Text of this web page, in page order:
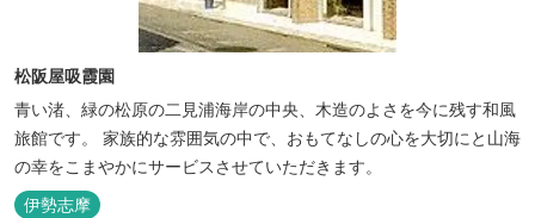
松阪屋吸霞園
青い渚、緑の松原の二見浦海岸の中央、木造のよさを今に残す和風
旅館です。 家族的な雰囲気の中で、おもてなしの心を大切にと山海
の幸をこまやかにサービスさせていただきます。
伊勢志摩